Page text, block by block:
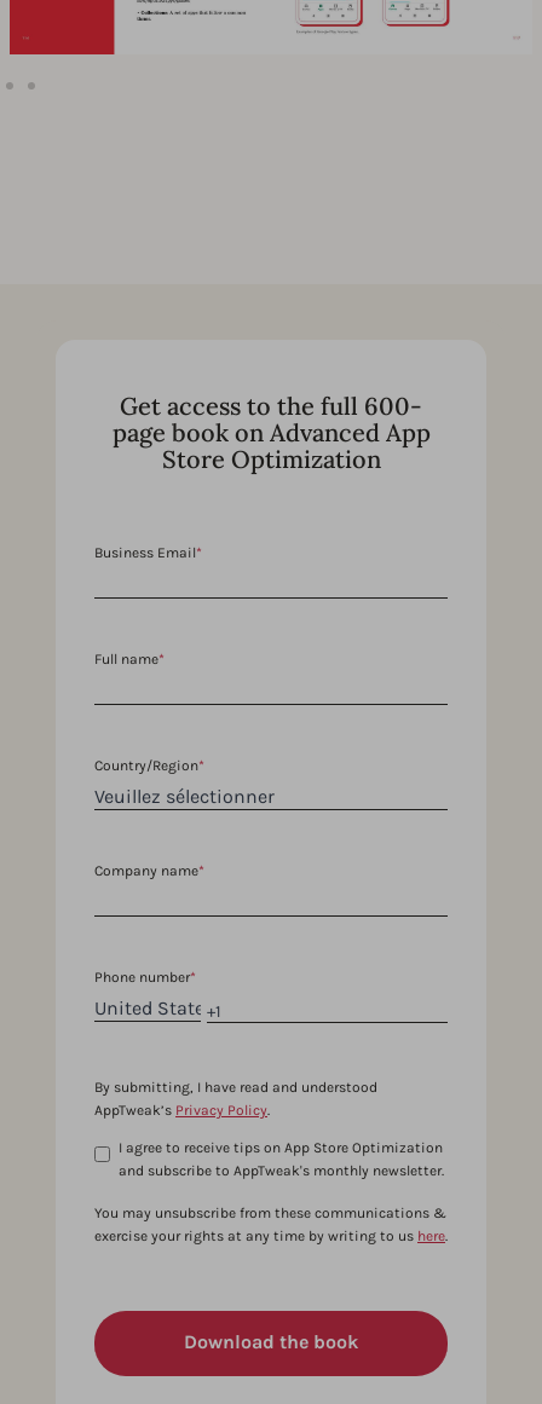
Get access to the full 600-
page book on Advanced App
Store Optimization
Business Email*
Full name*
Country/Region*
Company name*
Phone number*
By submitting, I have read and understood
AppTweak’s Privacy Policy
I agree to receive tips on App Store Optimization
and subscribe to AppTweak's monthly newsletter.
You may unsubscribe from these communications &
exercise your rights at any time by writing to us here